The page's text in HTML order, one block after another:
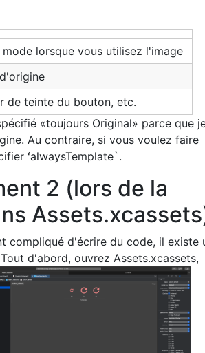
lorsque vous utilisez l'image
de teinte du bouton, etc.
«toujours Original» parce que
Au contraire, si vous voulez faire
ʻalwaysTemplate`.
2 (lors de la
compliqué d'écrire du code, il existe
d'abord, ouvrez Assets.xcassets,